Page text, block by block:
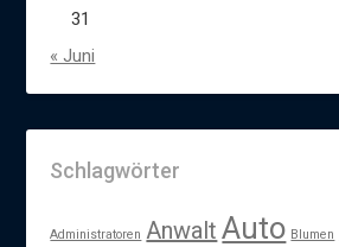
31
« Juni
Schlagwörter
Administratoren Anwalt Auto Blumen